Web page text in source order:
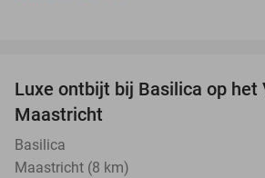
TODAY
Luxe ontbijt bij Basilica op het
Maastricht
Basilica
Maastricht (8 km)